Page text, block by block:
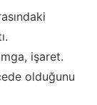
işaret.
olduğunu